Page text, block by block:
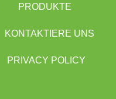
PRODUKTE
KONTAKTIERE UNS
PRIVACY POLICY